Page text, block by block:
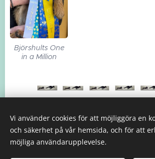
Björshults One
in a Million
Marie Carlsson | Nyköping | Telefon:
Epost:
Vi använder cookies för att möjliggöra en
och säkerhet på vår hemsida, och för att
möjliga användarupplevelse.